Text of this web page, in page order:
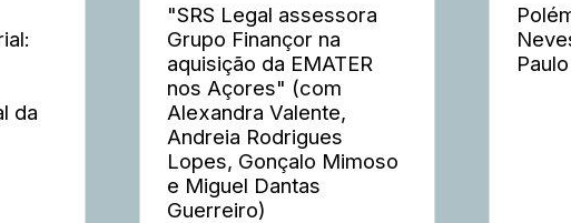
da
"SRS Legal assessora
Grupo Finançor na
aquisição da EMATER
nos Açores" (com
Alexandra Valente,
Andreia Rodrigues
Lopes, Gonçalo Mimoso
e Miguel Dantas
Guerreiro)